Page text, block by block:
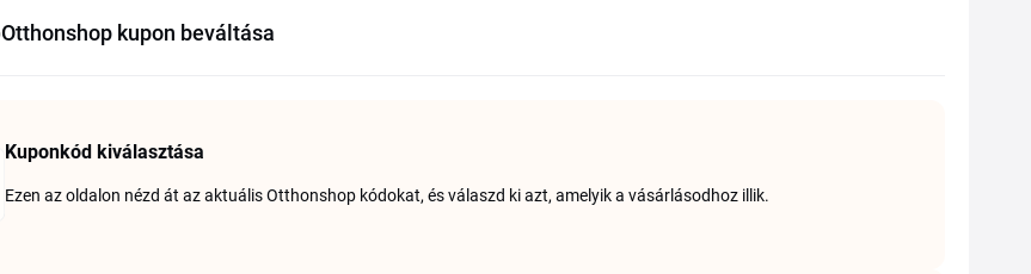
Otthonshop kupon beváltása
Kuponkód kiválasztása
Ezen az oldalon nézd át az aktuális Otthonshop kódokat, és válaszd ki azt, amelyik a vásárlásodhoz illik.